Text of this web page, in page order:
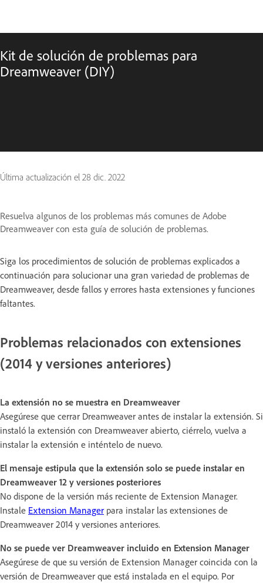
Kit de solución de problemas para
Dreamweaver (DIY)
Última actualización el 28 dic. 2022
Resuelva algunos de los problemas más comunes de Adobe
Dreamweaver con esta guía de solución de problemas.
Siga los procedimientos de solución de problemas explicados a
continuación para solucionar una gran variedad de problemas de
Dreamweaver, desde fallos y errores hasta extensiones y funciones
faltantes.
Problemas relacionados con extensiones
(2014 y versiones anteriores)
La extensión no se muestra en Dreamweaver
Asegúrese que cerrar Dreamweaver antes de instalar la extensión. Si
instaló la extensión con Dreamweaver abierto, ciérrelo, vuelva a
instalar la extensión e inténtelo de nuevo.
El mensaje estipula que la extensión solo se puede instalar en
Dreamweaver 12 y versiones posteriores
No dispone de la versión más reciente de Extension Manager.
Instale Extension Manager para instalar las extensiones de
Dreamweaver 2014 y versiones anteriores.
No se puede ver Dreamweaver incluido en Extension Manager
Asegúrese de que su versión de Extension Manager coincida con la
versión de Dreamweaver que está instalada en el equipo. Por